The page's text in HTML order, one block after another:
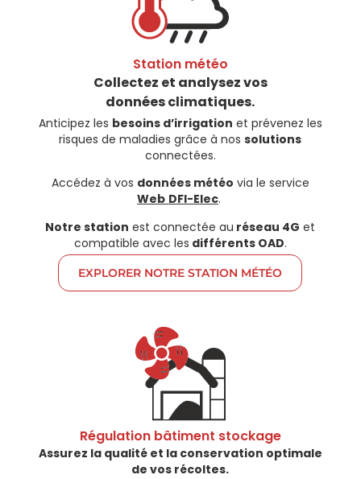
Station météo
Collectez et analysez vos
données climatiques.
Anticipez les besoins d’irrigation et prévenez les
risques de maladies grâce à nossolutions
connectées.
Accédez à vos données météo via le service
Web DFI-Elec.
Notre station est connectée au réseau 4G et
compatible avec les différents OAD.
EXPLORER NOTRE STATION MÉTÉO
Régulation bâtiment stockage​
Assurez la qualité et la conservation optimale
de vos récoltes.